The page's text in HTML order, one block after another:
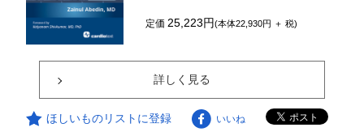
定価 25,223円(本体22,930円 ＋ 税)
詳しく見る
ほしいものリストに登録 いいね